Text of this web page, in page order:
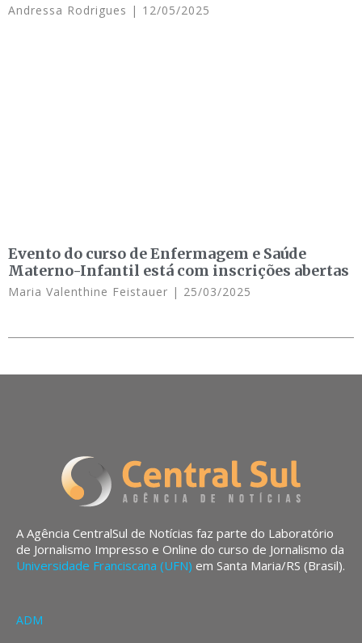
Andressa Rodrigues 12/05/2025
Evento do curso de Enfermagem e Saúde
Materno-Infantil está com inscrições abertas
Maria Valenthine Feistauer 25/03/2025
A Agência CentralSul de Notícias faz parte do Laboratório
de Jornalismo Impresso e Online do curso de Jornalismo da
Universidade Franciscana (UFN) em Santa Maria/RS (Brasil).
ADM